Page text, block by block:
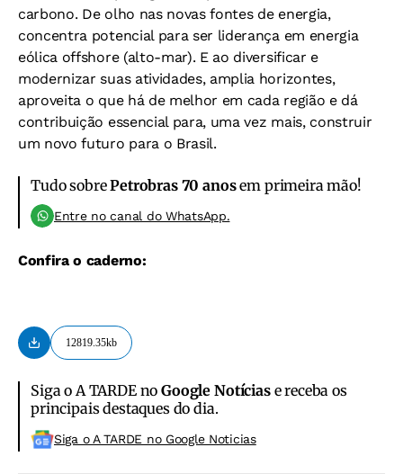
carbono. De olho nas novas fontes de energia,
concentra potencial para ser liderança em energia
eólica offshore (alto-mar). E ao diversificar e
modernizar suas atividades, amplia horizontes,
aproveita o que há de melhor em cada região e dá
contribuição essencial para, uma vez mais, construir
um novo futuro para o Brasil.
Tudo sobrePetrobras 70 anosem primeira mão!
Entre no canal do WhatsApp.
Confira o caderno:
12819.35kb
Siga o A TARDE noGoogle Notíciase receba os
principais destaques do dia.
Siga o A TARDE no Google Noticias